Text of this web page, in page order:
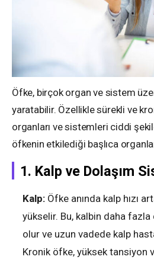
Öfke, birçok organ ve sistem
yaratabilir. Özellikle sürekli ve
organları ve sistemleri ciddi
öfkenin etkilediği başlıca
1. Kalp ve Dolaşım
Kalp: Öfke anında kalp hızı
yükselir. Bu, kalbin daha fazla
olur ve uzun vadede kalp
Kronik öfke, yüksek tansiyon